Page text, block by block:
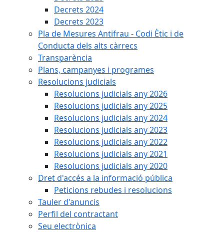
Decrets 2024
Decrets 2023
Pla de Mesures Antifrau - Codi Ètic i de
Conducta dels alts càrrecs
Transparència
Plans, campanyes i programes
Resolucions judicials
Resolucions judicials any 2026
Resolucions judicials any 2025
Resolucions judicials any 2024
Resolucions judicials any 2023
Resolucions judicials any 2022
Resolucions judicials any 2021
Resolucions judicials any 2020
Dret d'accés a la informació pública
Peticions rebudes i resolucions
Tauler d'anuncis
Perfil del contractant
Seu electrònica